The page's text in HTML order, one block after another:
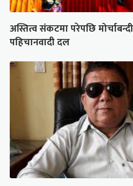
अस्तित्व संकटमा परेपछि
पहिचानवादी दल